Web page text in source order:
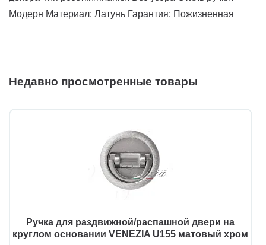
Модерн Материал: Латунь Гарантия: Пожизненная
Недавно просмотренные товары
Ручка для раздвижной/распашной двери на
круглом основании VENEZIA U155 матовый хром